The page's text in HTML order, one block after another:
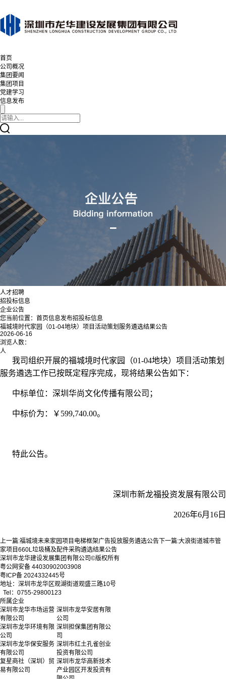
首页
公司概况
集团要闻
集团项目
党建学习
信息发布
人才招聘
招投标信息
企业公告
您当前位置： 首页信息发布招投标信息
福城境时代家园（01-04地块）项目活动策划服务遴选结果公告
2026-06-16
浏览人数：
人
我司组织开展的福城境时代家园（01-04地块）项目活动策划
服务遴选工作已按既定程序完成，现将结果公告如下：
中标单位：深圳华尚文化传播有限公司；
中标价为：￥599,740.00。
特此公告。
深圳市新龙福投资发展有限公司
2026年6月16日
上一篇:福城境未来家园项目电梯框架广告投放服务遴选公告下一篇:大浪街道城市管
家项目660L垃圾桶及配件采购遴选结果公告
深圳市龙华建设发展集团有限公司©版权所有
粤公网安备 44030902003908
粤ICP备 2024332445号
地址：深圳市龙华区观湖街道观盛三路10号
Tel：0755-29800123
所属企业
深圳市龙华市场运营
有限公司
深圳市龙华安居有限
公司
深圳市龙华环境有限
公司
深圳担保集团有限公
司
深圳市龙华保安服务
有限公司
深圳市红土孔雀创业
投资有限公司
复星商社（深圳）贸
易有限公司
深圳市龙华高新技术
产业园区开发投资有